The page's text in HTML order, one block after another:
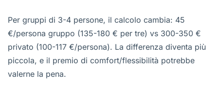
Per gruppi di 3-4 persone, il calcolo cambia: 45
€/persona gruppo (135-180 € per tre) vs 300-350 €
privato (100-117 €/persona). La differenza diventa più
piccola, e il premio di comfort/flessibilità potrebbe
valerne la pena.